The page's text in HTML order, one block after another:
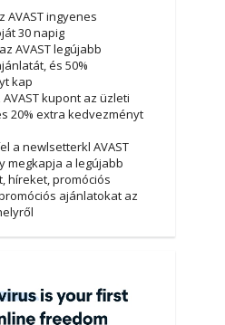
AVAST ingyenes
30 napig
AVAST legújabb
és 50%
kap
kupont az üzleti
20% extra kedvezményt
a newlsetterkl AVAST
megkapja a legújabb
híreket, promóciós
ajánlatokat az